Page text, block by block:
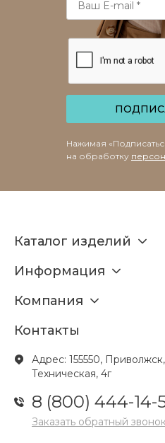
Нажимая
на обработку
Каталог изделий
Информация
Компания
Контакты
Адрес: 155550,
Техническая, 4г
8 (800) 444-14-
Заказать обратный звонок